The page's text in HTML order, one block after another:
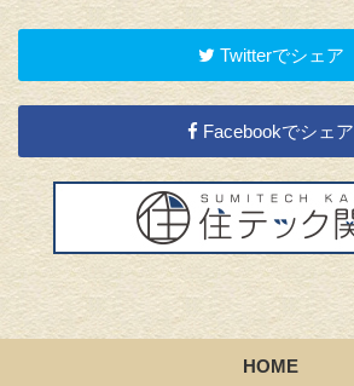
Twitterでシェア
Facebookでシェア
HOME